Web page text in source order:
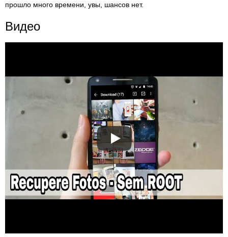
прошло много времени, увы, шансов нет.
Видео